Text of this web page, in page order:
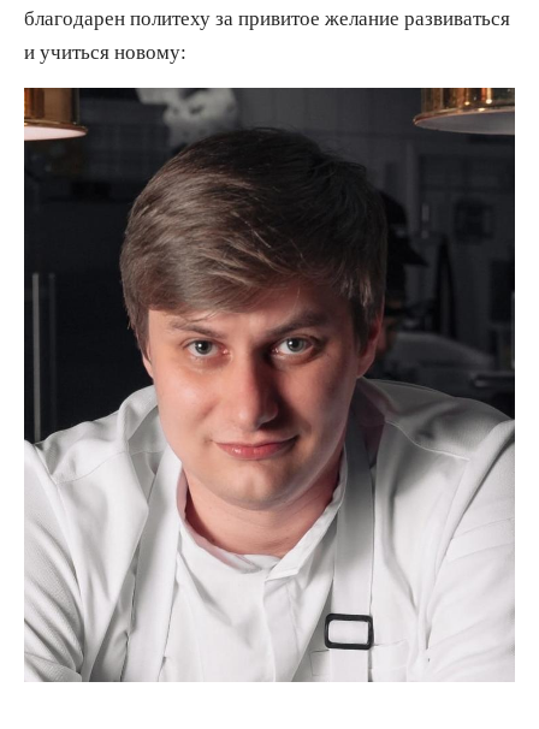
благодарен политеху за привитое желание развиваться
и учиться новому: